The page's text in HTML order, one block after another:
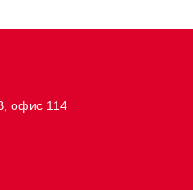
офис 114